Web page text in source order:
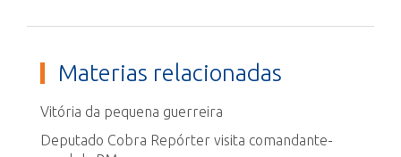
Materias relacionadas
Vitória da pequena guerreira
Deputado Cobra Repórter visita comandante-